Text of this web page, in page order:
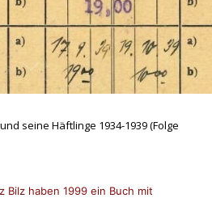
seine Häftlinge 1934-1939 (Folge
Bilz haben 1999 ein Buch mit